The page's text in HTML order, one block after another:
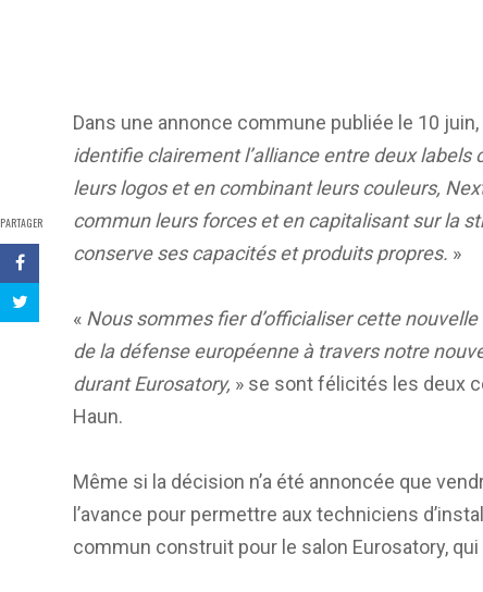
PARTAGER
Dans une annonce commune publiée le 10
identifie clairement l’alliance entre deux
leurs logos et en combinant leurs couleurs,
commun leurs forces et en capitalisant sur la
conserve ses capacités et produits propres. »
« Nous sommes fier d’officialiser cette
de la défense européenne à travers notre
durant Eurosatory, » se sont félicités les deux
Haun.
Même si la décision n’a été annoncée que
l’avance pour permettre aux techniciens
commun construit pour le salon Eurosatory,